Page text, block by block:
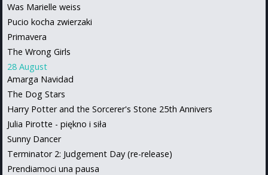
Was Marielle weiss
Pucio kocha zwierzaki
Primavera
The Wrong Girls
28 August
Amarga Navidad
The Dog Stars
Harry Potter and the Sorcerer's Stone 25th Annivers
Julia Pirotte - piękno i siła
Sunny Dancer
Terminator 2: Judgement Day (re-release)
Prendiamoci una pausa